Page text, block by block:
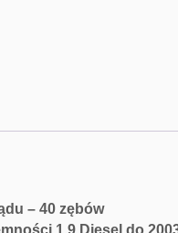
– 40 zębów
1.9 Diesel do